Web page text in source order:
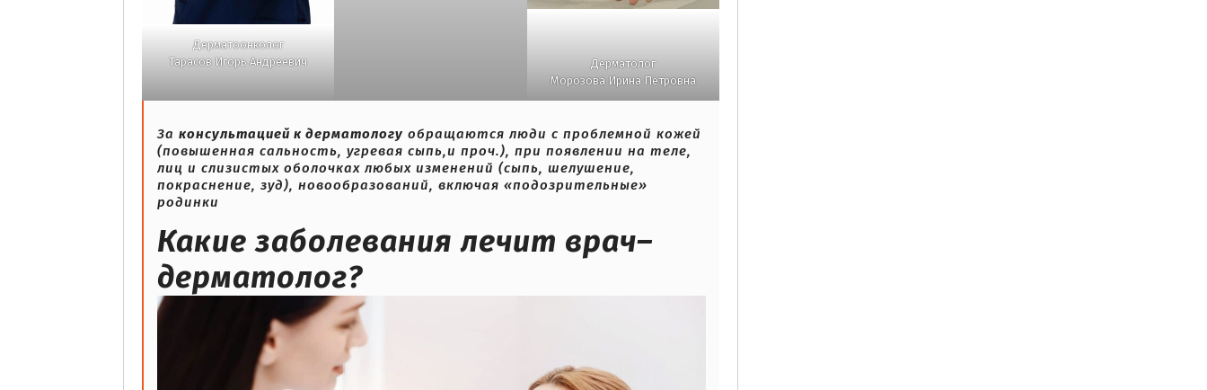
Дерматоонколог
Тарасов Игорь Андреевич
Дерматолог
Морозова Ирина Петровна
За консультацией к дерматологу обращаются люди с проблемной кожей
(повышенная сальность, угревая сыпь,и проч.), при появлении на теле,
лиц и слизистых оболочках любых изменений (сыпь, шелушение,
покраснение, зуд), новообразований, включая «подозрительные»
родинки
Какие заболевания лечит врач–
дерматолог?